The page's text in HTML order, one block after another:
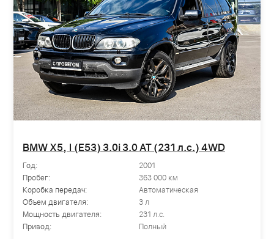
BMW X5, I (E53) 3.0i 3.0 AT (231 л.с.) 4WD
Год:
2001
Пробег:
363 000 км
Коробка передач:
Автоматическая
Объем двигателя:
3 л
Мощность двигателя:
231 л.с.
Привод:
Полный